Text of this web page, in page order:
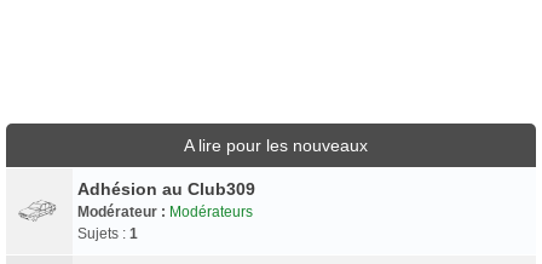
A lire pour les nouveaux
Adhésion au Club309
Modérateur : Modérateurs
Sujets : 1